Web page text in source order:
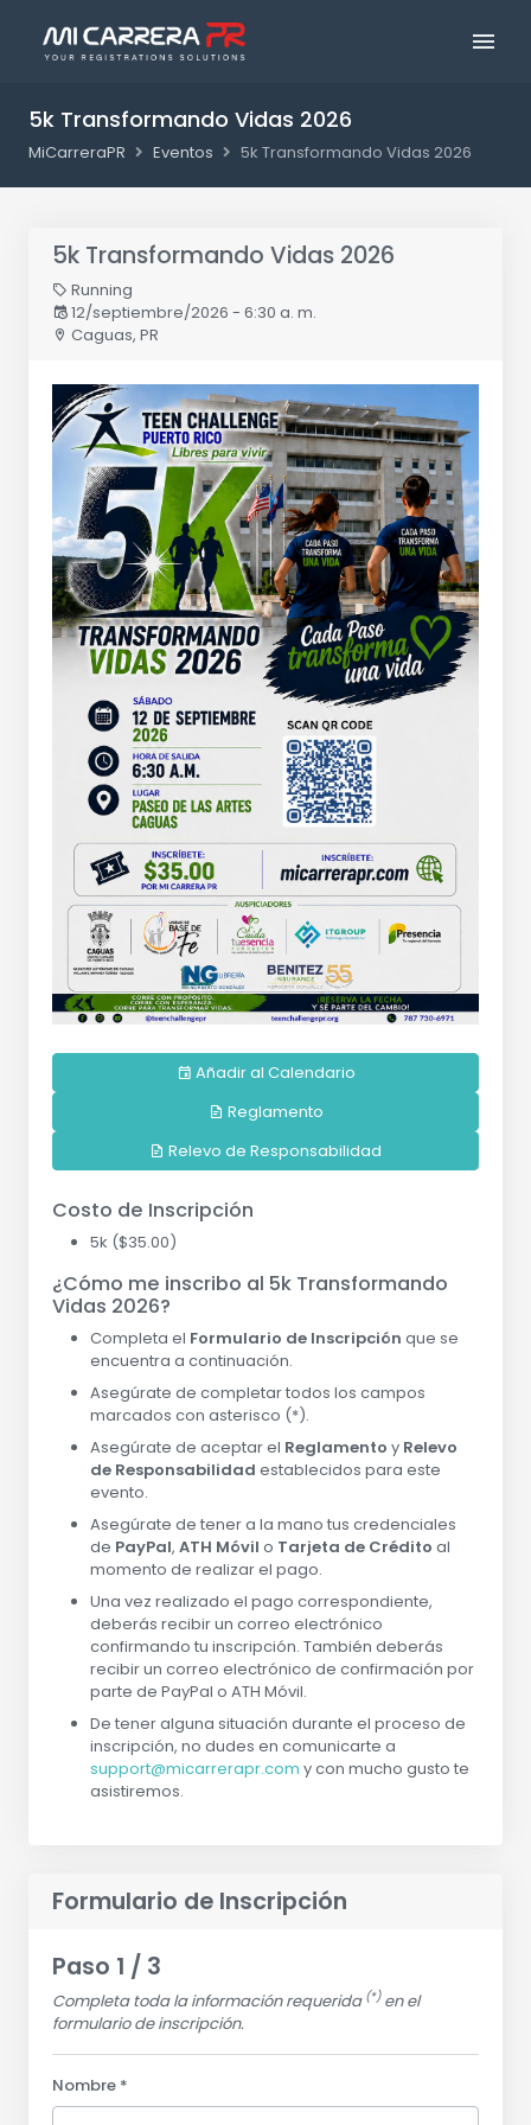
5k Transformando Vidas 2026
MiCarreraPR Eventos 5k Transformando Vidas 2026
5k Transformando Vidas 2026
Running
12/septiembre/2026 - 6:30 a. m.
Caguas, PR
Añadir al Calendario
Reglamento
Relevo de Responsabilidad
Costo de Inscripción
5k ($35.00)
¿Cómo me inscribo al 5k Transformando
Vidas 2026?
Completa el Formulario de Inscripción que se
encuentra a continuación.
Asegúrate de completar todos los campos
marcados con asterisco (*).
Asegúrate de aceptar el Reglamento y Relevo
de Responsabilidad establecidos para este
evento.
Asegúrate de tener a la mano tus credenciales
de PayPal, ATH Móvil o Tarjeta de Crédito al
momento de realizar el pago.
Una vez realizado el pago correspondiente,
deberás recibir un correo electrónico
confirmando tu inscripción. También deberás
recibir un correo electrónico de confirmación por
parte de PayPal o ATH Móvil.
De tener alguna situación durante el proceso de
inscripción, no dudes en comunicarte a
support@micarrerapr.com y con mucho gusto te
asistiremos.
Formulario de Inscripción
Paso 1 / 3
Completa toda la información requerida (*)en el
formulario de inscripción.
Nombre *